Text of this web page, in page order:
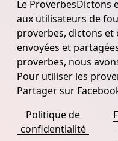
Le ProverbesDictons
aux utilisateurs de
proverbes, dictons et
envoyées et
proverbes, nous
Pour utiliser les
Partager sur
Politique de
confidentialité